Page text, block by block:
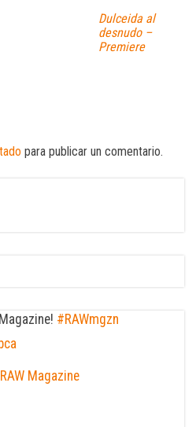
Dulceida al
desnudo –
Premiere
para publicar un comentario.
#RAWmgzn
Magazine